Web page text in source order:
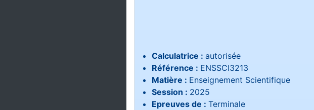
Calculatrice : autorisée
Référence : ENSSCI3213
Matière : Enseignement Scientifique
Session : 2025
Epreuves de : Terminale